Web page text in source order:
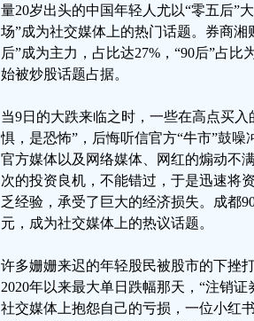
量20岁出头的中国年轻人尤以“零五后”
场”成为社交媒体上的热门话题。券商
后”成为主力，占比达27%，“90后”占比
始被炒股话题占据。
当9日的大跌来临之时，一些在高点买
惧，是恐怖”，后悔听信官方“牛市”鼓
官方媒体以及网络媒体、网红的煽动不
次的投资良机，不能错过，于是迅速将
乏经验，承受了巨大的经济损失。成都
元，成为社交媒体上的热议话题。
许多姗姗来迟的年轻股民被股市的下挫
2020年以来最大单日跌幅那天，“注销
社交媒体上抱怨自己的亏损，一位小红